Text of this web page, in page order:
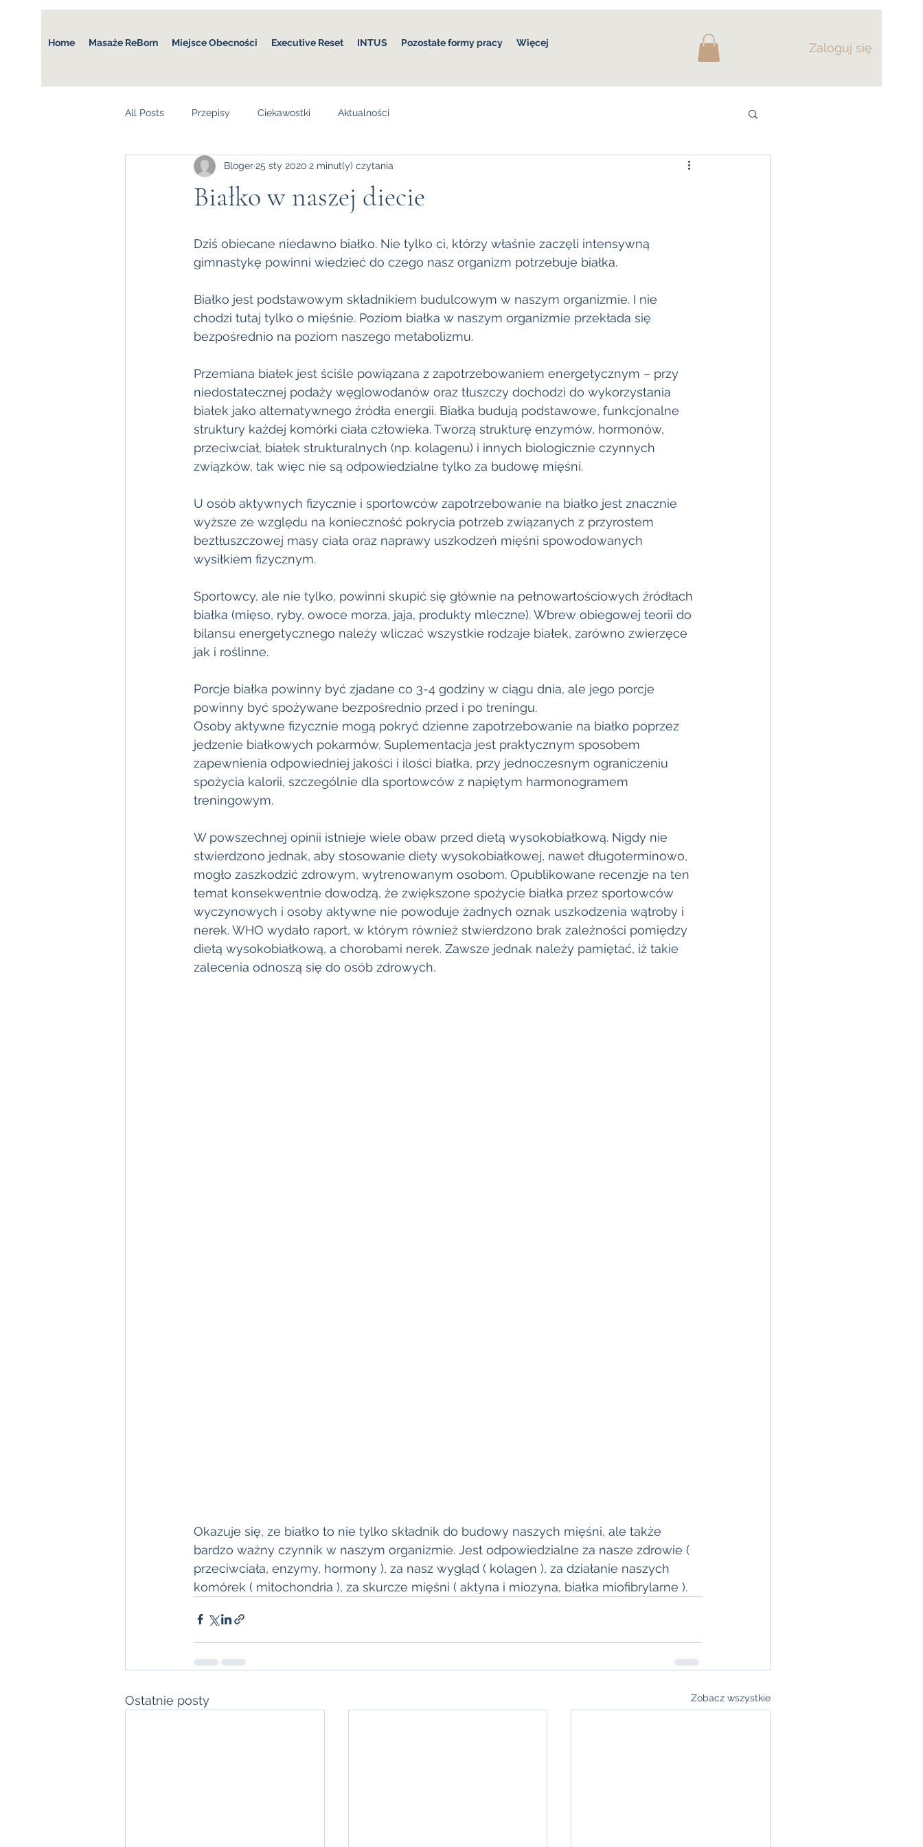
Home Masaże ReBorn Miejsce Obecności Executive Reset INTUS Pozostałe formy pracy Więcej Zaloguj się
All Posts Przepisy Ciekawostki Aktualności
Białko w naszej diecie
Bloger25 sty 2020 2 minut(y) czytania
Dziś obiecane niedawno białko. Nie tylko ci, którzy właśnie zaczęli intensywną
gimnastykę powinni wiedzieć do czego nasz organizm potrzebuje białka.
Białko jest podstawowym składnikiem budulcowym w naszym organizmie. I nie
chodzi tutaj tylko o mięśnie. Poziom białka w naszym organizmie przekłada się
bezpośrednio na poziom naszego metabolizmu.
Przemiana białek jest ściśle powiązana z zapotrzebowaniem energetycznym – przy
niedostatecznej podaży węglowodanów oraz tłuszczy dochodzi do wykorzystania
białek jako alternatywnego źródła energii. Białka budują podstawowe, funkcjonalne
struktury każdej komórki ciała człowieka. Tworzą strukturę enzymów, hormonów,
przeciwciał, białek strukturalnych (np. kolagenu) i innych biologicznie czynnych
związków, tak więc nie są odpowiedzialne tylko za budowę mięśni.
U osób aktywnych fizycznie i sportowców zapotrzebowanie na białko jest znacznie
wyższe ze względu na konieczność pokrycia potrzeb związanych z przyrostem
beztłuszczowej masy ciała oraz naprawy uszkodzeń mięśni spowodowanych
wysiłkiem fizycznym.
Sportowcy, ale nie tylko, powinni skupić się głównie na pełnowartościowych źródłach
białka (mięso, ryby, owoce morza, jaja, produkty mleczne). Wbrew obiegowej teorii do
bilansu energetycznego należy wliczać wszystkie rodzaje białek, zarówno zwierzęce
jak i roślinne.
Porcje białka powinny być zjadane co 3-4 godziny w ciągu dnia, ale jego porcje
powinny być spożywane bezpośrednio przed i po treningu.
Osoby aktywne fizycznie mogą pokryć dzienne zapotrzebowanie na białko poprzez
jedzenie białkowych pokarmów. Suplementacja jest praktycznym sposobem
zapewnienia odpowiedniej jakości i ilości białka, przy jednoczesnym ograniczeniu
spożycia kalorii, szczególnie dla sportowców z napiętym harmonogramem
treningowym.
W powszechnej opinii istnieje wiele obaw przed dietą wysokobiałkową. Nigdy nie
stwierdzono jednak, aby stosowanie diety wysokobiałkowej, nawet długoterminowo,
mogło zaszkodzić zdrowym, wytrenowanym osobom. Opublikowane recenzje na ten
temat konsekwentnie dowodzą, że zwiększone spożycie białka przez sportowców
wyczynowych i osoby aktywne nie powoduje żadnych oznak uszkodzenia wątroby i
nerek. WHO wydało raport, w którym również stwierdzono brak zależności pomiędzy
dietą wysokobiałkową, a chorobami nerek. Zawsze jednak należy pamiętać, iż takie
zalecenia odnoszą się do osób zdrowych.
Okazuje się, ze białko to nie tylko składnik do budowy naszych mięśni, ale także
bardzo ważny czynnik w naszym organizmie. Jest odpowiedzialne za nasze zdrowie (
przeciwciała, enzymy, hormony ), za nasz wygląd ( kolagen ), za działanie naszych
komórek ( mitochondria ), za skurcze mięśni ( aktyna i miozyna, białka miofibrylarne ).
Ostatnie posty Zobacz wszystkie